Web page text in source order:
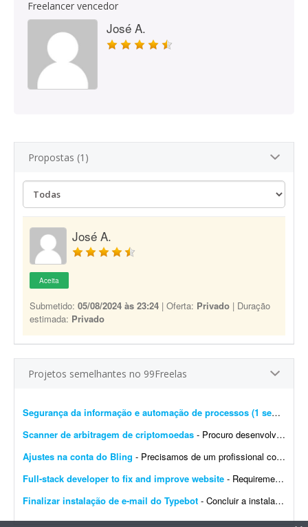
Freelancer vencedor
José A.
Propostas (1)
José A.
Aceita
Submetido: 05/08/2024 às 23:24 | Oferta: Privado | Duração
estimada: Privado
Projetos semelhantes no 99Freelas
Segurança da informação e automação de processos (1 semana)
Scanner de arbitragem de criptomoedas - Procuro desenvolvedor full stack para criar uma plataforma profissional e scanner de arbitragem de criptomoedas, semelhante às principais soluções internacionais do mercado, po...
Ajustes na conta do Bling - Precisamos de um profissional com experiência em e-commerce e em configurações no Bling. Atualmente temos a conta de um cliente integrada com loja própria, Mercado Livre,...
Full-stack developer to fix and improve website - Requirements: - Basic to intermediate full-stack development skills - Experience with front-end and back-end web development - Ability to troubleshoot bugs and make small improvements - Good commu...
Finalizar instalação de e-mail do Typebot - Concluir a instalação de e-mail do Typebot. Configurar SMTP, validar o envio de mensagens e integrar a funcionalidade com a instância atual. Entregar documentação ...